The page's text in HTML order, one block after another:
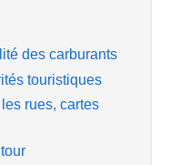
des carburants
touristiques
rues, cartes